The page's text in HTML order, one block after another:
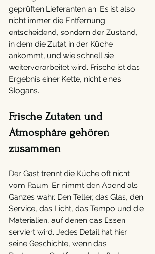
geprüften Lieferanten an. Es ist also
nicht immer die Entfernung
entscheidend, sondern der Zustand,
in dem die Zutat in der Küche
ankommt, und wie schnell sie
weiterverarbeitet wird. Frische ist das
Ergebnis einer Kette, nicht eines
Slogans.
Frische Zutaten und
Atmosphäre gehören
zusammen
Der Gast trennt die Küche oft nicht
vom Raum. Er nimmt den Abend als
Ganzes wahr. Den Teller, das Glas, den
Service, das Licht, das Tempo und die
Materialien, auf denen das Essen
serviert wird. Jedes Detail hat hier
seine Geschichte, wenn das